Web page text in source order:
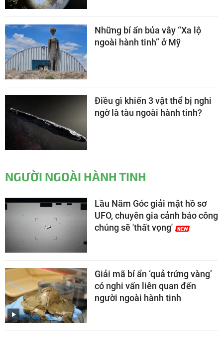
Những bí ẩn bủa vây “Xa lộ
ngoài hành tinh” ở Mỹ
Điều gì khiến 3 vật thể bị nghi
ngờ là tàu ngoài hành tinh?
NGƯỜI NGOÀI HÀNH TINH
Lầu Năm Góc giải mật hồ sơ
UFO, chuyên gia cảnh báo công
chúng sẽ 'thất vọng'
Giải mã bí ẩn ‘quả trứng vàng’
có nghi vấn liên quan đến
người ngoài hành tinh